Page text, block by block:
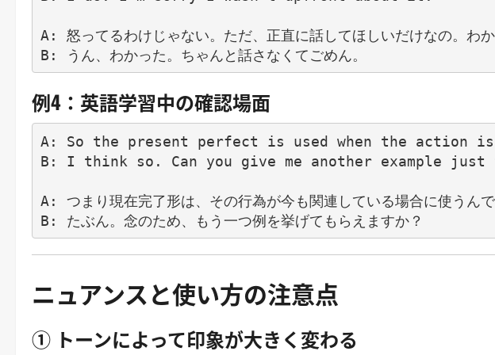
A: 怒ってるわけじゃない。ただ、正直に話してほしいだけなの。わ
例4：英語学習中の確認場面
A: So the present perfect is used when the action
B: I think so. Can you give me another example just
A: つまり現在完了形は、その行為が今も関連している場合に使うんで
ニュアンスと使い方の注意点
① トーンによって印象が大きく変わる